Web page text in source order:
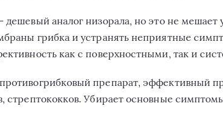
дешевый аналог низорала, но это не мешает
грибка и устранять неприятные
как с поверхностными, так и
препарат, эффективный
стрептококков. Убирает основные